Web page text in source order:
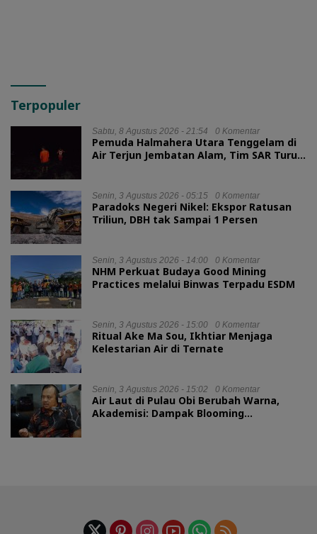
Terpopuler
Sabtu, 8 Agustus 2026 - 21:54 0 Komentar
Pemuda Halmahera Utara Tenggelam di
Air Terjun Jembatan Alam, Tim SAR Turun
Senin, 3 Agustus 2026 - 05:15 0 Komentar
Paradoks Negeri Nikel: Ekspor Ratusan
Triliun, DBH tak Sampai 1 Persen
Senin, 3 Agustus 2026 - 14:00 0 Komentar
NHM Perkuat Budaya Good Mining
Practices melalui Binwas Terpadu ESDM
Senin, 3 Agustus 2026 - 15:00 0 Komentar
Ritual Ake Ma Sou, Ikhtiar Menjaga
Kelestarian Air di Ternate
Senin, 3 Agustus 2026 - 15:02 0 Komentar
Air Laut di Pulau Obi Berubah Warna,
Akademisi: Dampak Blooming